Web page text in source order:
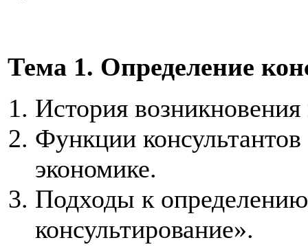
Тема 1. Определение
История
Функции
экономике.
Подходы к
консультирование».